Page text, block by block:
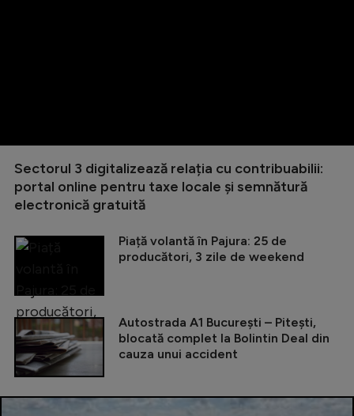
Sectorul 3 digitalizează relația cu contribuabilii:
portal online pentru taxe locale și semnătură
electronică gratuită
Piață volantă în Pajura: 25 de
producători, 3 zile de weekend
Autostrada A1 București – Pitești,
blocată complet la Bolintin Deal din
cauza unui accident